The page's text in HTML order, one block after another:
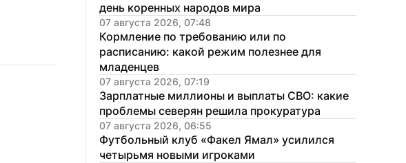
день коренных народов мира
07 августа 2026, 07:48
Кормление по требованию или по
расписанию: какой режим полезнее для
младенцев
07 августа 2026, 07:19
Зарплатные миллионы и выплаты СВО: какие
проблемы северян решила прокуратура
07 августа 2026, 06:55
Футбольный клуб «Факел Ямал» усилился
четырьмя новыми игроками